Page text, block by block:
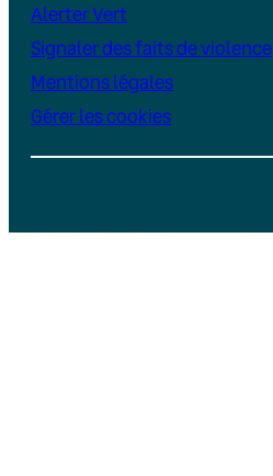
Alerter Vert
Signaler des faits de violence
Mentions légales
Gérer les cookies